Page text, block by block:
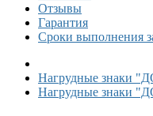
Отзывы
Гарантия
Сроки выполнения
Нагрудные знаки
Нагрудные знаки